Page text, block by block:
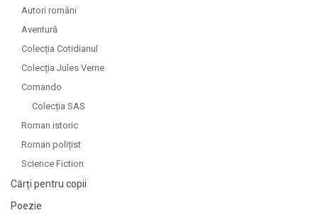
Autori români
Aventură
Colecția Cotidianul
Colecția Jules Verne
Comando
Colecția SAS
Roman istoric
Roman polițist
Science Fiction
Cărți pentru copii
Poezie